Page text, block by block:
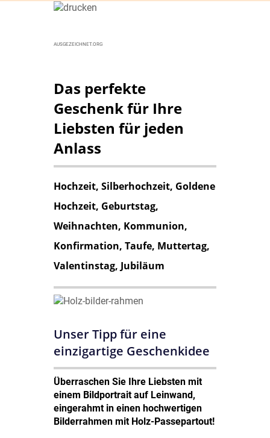
AUSGEZEICHNET.ORG
Das perfekte
Geschenk für Ihre
Liebsten für jeden
Anlass
Hochzeit, Silberhochzeit, Goldene
Hochzeit, Geburtstag,
Weihnachten, Kommunion,
Konfirmation, Taufe, Muttertag,
Valentinstag, Jubiläum
Unser Tipp für eine
einzigartige Geschenkidee
Überraschen Sie Ihre Liebsten mit
einem Bildportrait auf Leinwand,
eingerahmt in einen hochwertigen
Bilderrahmen mit Holz-Passepartout!